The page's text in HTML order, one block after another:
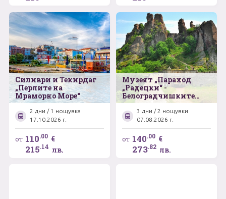
Силиври и Текирдаг
„Перлите на
Мраморно Море“
2 дни / 1 нощувка
17.10.2026 г.
от 110.00 €
215.14 лв.
Музеят „Параход
„Радецки“ -
Белоградчишките
скали – Българският
замък „Баба Вида“ –
Плевенската
панорама –
Единственият музей
на виното на
Балканския
3 дни / 2 нощувки
07.08.2026 г.
от 140.00 €
273.82 лв.